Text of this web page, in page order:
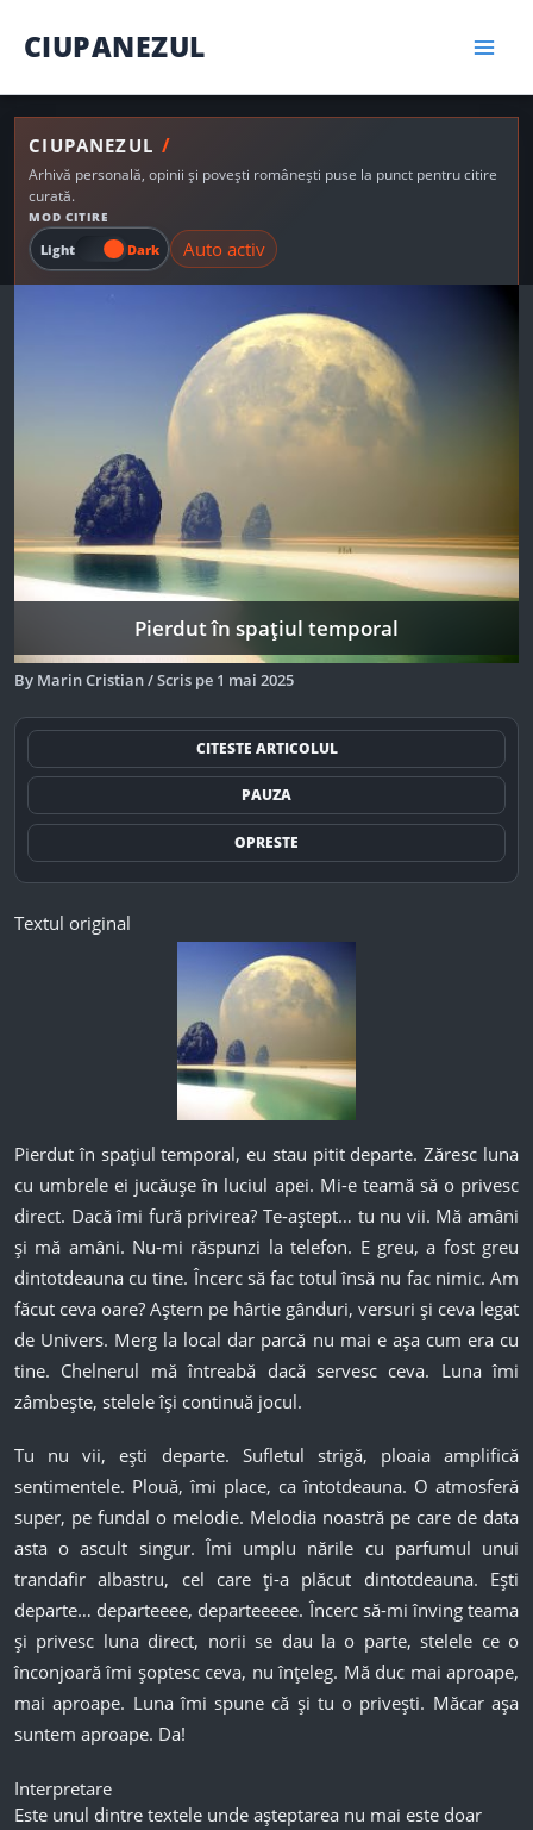
CIUPANEZUL
CIUPANEZUL /
Arhivă personală, opinii și povești românești puse la punct pentru citire
curată.
MOD CITIRE
Light Dark Auto activ
Pierdut în spațiul temporal
By Marin Cristian/Scris pe 1 mai 2025
CITESTE ARTICOLUL
PAUZA
OPRESTE
Textul original
Pierdut în spațiul temporal, eu stau pitit departe. Zăresc luna
cu umbrele ei jucăușe în luciul apei. Mi-e teamă să o privesc
direct. Dacă îmi fură privirea? Te-aștept… tu nu vii. Mă amâni
și mă amâni. Nu-mi răspunzi la telefon. E greu, a fost greu
dintotdeauna cu tine. Încerc să fac totul însă nu fac nimic. Am
făcut ceva oare? Aștern pe hârtie gânduri, versuri și ceva legat
de Univers. Merg la local dar parcă nu mai e așa cum era cu
tine. Chelnerul mă întreabă dacă servesc ceva. Luna îmi
zâmbește, stelele își continuă jocul.
Tu nu vii, ești departe. Sufletul strigă, ploaia amplifică
sentimentele. Plouă, îmi place, ca întotdeauna. O atmosferă
super, pe fundal o melodie. Melodia noastră pe care de data
asta o ascult singur. Îmi umplu nările cu parfumul unui
trandafir albastru, cel care ți-a plăcut dintotdeauna. Ești
departe… departeeee, departeeeee. Încerc să-mi înving teama
și privesc luna direct, norii se dau la o parte, stelele ce o
înconjoară îmi șoptesc ceva, nu înțeleg. Mă duc mai aproape,
mai aproape. Luna îmi spune că și tu o privești. Măcar așa
suntem aproape. Da!
Interpretare
Este unul dintre textele unde așteptarea nu mai este doar